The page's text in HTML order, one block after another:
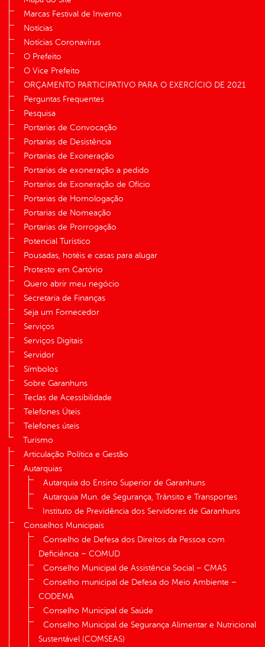
Marcas Festival de Inverno
Notícias
Notícias Coronavírus
O Prefeito
O Vice Prefeito
ORÇAMENTO PARTICIPATIVO PARA O EXERCÍCIO DE 2021
Perguntas Frequentes
Pesquisa
Portarias de Convocação
Portarias de Desistência
Portarias de Exoneração
Portarias de exoneração a pedido
Portarias de Exoneração de Ofício
Portarias de Homologação
Portarias de Nomeação
Portarias de Prorrogação
Potencial Turístico
Pousadas, hotéis e casas para alugar
Protesto em Cartório
Quero abrir meu negócio
Secretaria de Finanças
Seja um Fornecedor
Serviços
Serviços Digitais
Servidor
Símbolos
Sobre Garanhuns
Teclas de Acessibilidade
Telefones Úteis
Telefones úteis
Turismo
Articulação Política e Gestão
Autarquias
Autarquia do Ensino Superior de Garanhuns
Autarquia Mun. de Segurança, Trânsito e Transportes
Instituto de Previdência dos Servidores de Garanhuns
Conselhos Municipais
Conselho de Defesa dos Direitos da Pessoa com
Deficiência – COMUD
Conselho Municipal de Assistência Social – CMAS
Conselho municipal de Defesa do Meio Ambiente –
CODEMA
Conselho Municipal de Saúde
Conselho Municipal de Segurança Alimentar e Nutricional
Sustentável (COMSEAS)